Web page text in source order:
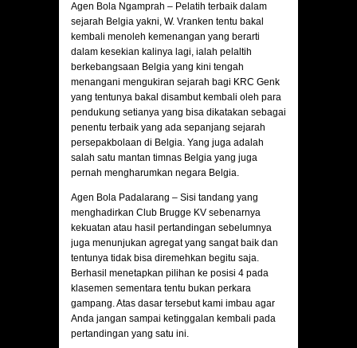
Agen Bola Ngamprah – Pelatih terbaik dalam
sejarah Belgia yakni, W. Vranken tentu bakal
kembali menoleh kemenangan yang berarti
dalam kesekian kalinya lagi, ialah pelaltih
berkebangsaan Belgia yang kini tengah
menangani mengukiran sejarah bagi KRC Genk
yang tentunya bakal disambut kembali oleh para
pendukung setianya yang bisa dikatakan sebagai
penentu terbaik yang ada sepanjang sejarah
persepakbolaan di Belgia. Yang juga adalah
salah satu mantan timnas Belgia yang juga
pernah mengharumkan negara Belgia.
Agen Bola Padalarang – Sisi tandang yang
menghadirkan Club Brugge KV sebenarnya
kekuatan atau hasil pertandingan sebelumnya
juga menunjukan agregat yang sangat baik dan
tentunya tidak bisa diremehkan begitu saja.
Berhasil menetapkan pilihan ke posisi 4 pada
klasemen sementara tentu bukan perkara
gampang. Atas dasar tersebut kami imbau agar
Anda jangan sampai ketinggalan kembali pada
pertandingan yang satu ini.